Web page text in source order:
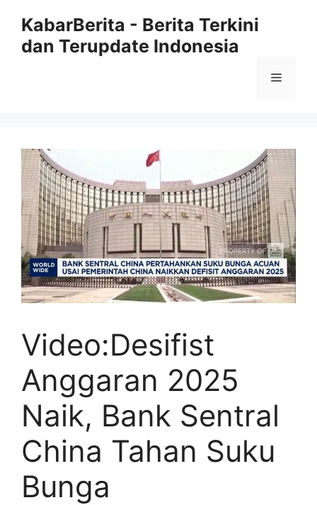
KabarBerita - Berita Terkini
dan Terupdate Indonesia
Menu
Video:Desifist
Anggaran 2025
Naik, Bank Sentral
China Tahan Suku
Bunga